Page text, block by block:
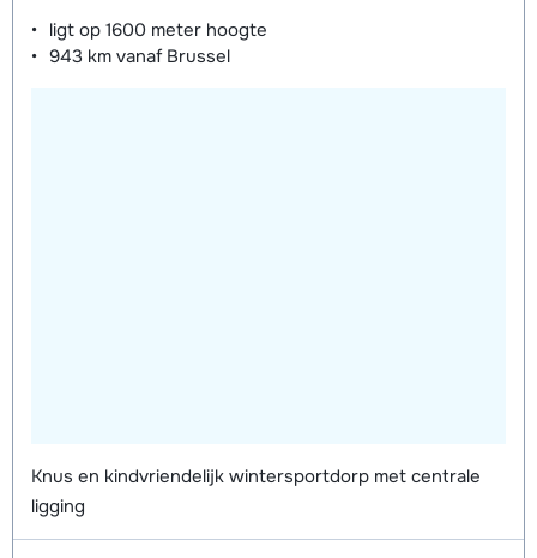
ligt op 1600 meter hoogte
943 km vanaf Brussel
Knus en kindvriendelijk wintersportdorp met centrale
ligging